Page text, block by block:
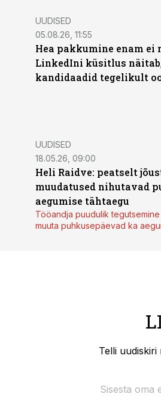
UUDISED
05.08.26, 11:55
Hea pakkumine enam ei
LinkedIni küsitlus
kandidaadid tegelikult
UUDISED
18.05.26, 09:00
Heli Raidve: peatselt
muudatused nihutavad
aegumise tähtaegu
Tööandja puudulik
muuta puhkusepäevad ka
Telli uudiskiri